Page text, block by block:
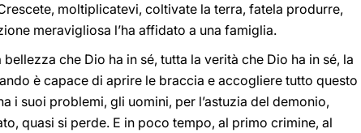
moltiplicatevi, coltivate la terra, fatela produrre,
meravigliosa l’ha affidato a una famiglia.
che Dio ha in sé, tutta la verità che Dio ha in sé, la
è capace di aprire le braccia e accogliere tutto questo
i suoi problemi, gli uomini, per l’astuzia del demonio,
quasi si perde. E in poco tempo, al primo crimine, al